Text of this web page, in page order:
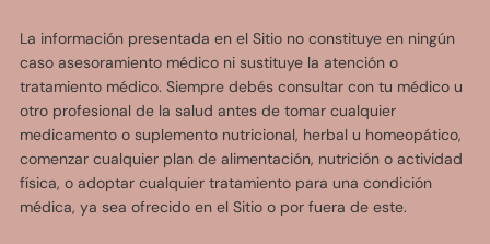
La información presentada en el Sitio no constituye en ningún
caso asesoramiento médico ni sustituye la atención o
tratamiento médico. Siempre debés consultar con tu médico u
otro profesional de la salud antes de tomar cualquier
medicamento o suplemento nutricional, herbal u homeopático,
comenzar cualquier plan de alimentación, nutrición o actividad
física, o adoptar cualquier tratamiento para una condición
médica, ya sea ofrecido en el Sitio o por fuera de este.